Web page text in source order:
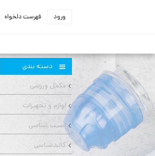
ورود فهرست دلخواه
دسته بندی
مکمل ورزشی
لوازم و تجهیزات
آسیب شناسی
کالبدشناسی